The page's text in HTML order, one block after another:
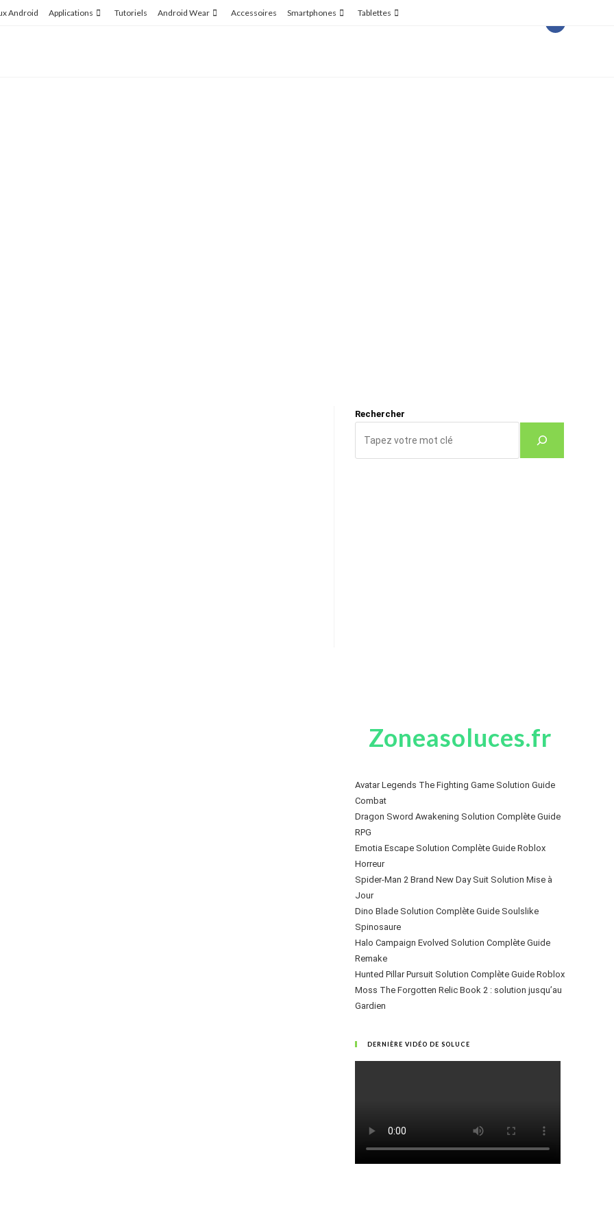
Android Applications Tutoriels Android Wear Accessoires Smartphones Tablettes
Rechercher
Zoneasoluces.fr
Avatar Legends The Fighting Game Solution Guide
Combat
Dragon Sword Awakening Solution Complète Guide
RPG
Emotia Escape Solution Complète Guide Roblox
Horreur
Spider-Man 2 Brand New Day Suit Solution Mise à
Jour
Dino Blade Solution Complète Guide Soulslike
Spinosaure
Halo Campaign Evolved Solution Complète Guide
Remake
Hunted Pillar Pursuit Solution Complète Guide Roblox
Moss The Forgotten Relic Book 2 : solution jusqu’au
Gardien
DERNIÈRE VIDÉO DE SOLUCE